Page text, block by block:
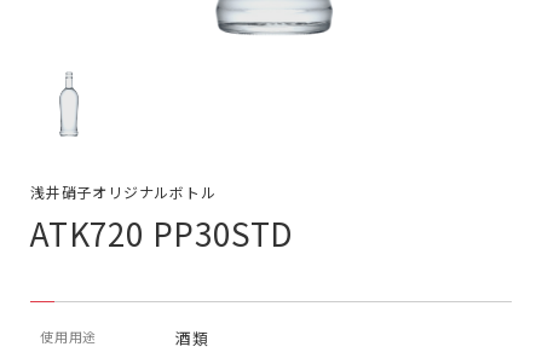
浅井硝子オリジナルボトル
ATK720 PP30STD
使用用途 酒類